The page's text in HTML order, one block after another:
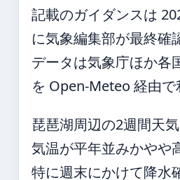
記載のガイダンスは
に気象編集部が最終確
データは気象庁ほか各
を Open-Meteo 経由で
琵琶湖周辺の2週間天気
気温が平年並みかやや
特に週末にかけて降水